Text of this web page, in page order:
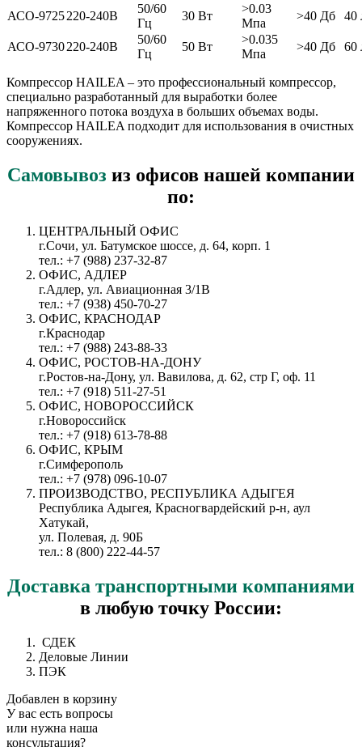
АСО-9725220-240В
50/60
Гц
30 Вт
>0.03
Мпа
>40 Дб 40
АСО-9730220-240В
50/60
Гц
50 Вт
>0.035
Мпа
>40 Дб 60
Компрессор HAILEA – это профессиональный компрессор,
специально разработанный для выработки более
напряженного потока воздуха в больших объемах воды.
Компрессор HAILEA подходит для использования в очистных
сооружениях.
Самовывоз из офисов нашей компании
по:
ЦЕНТРАЛЬНЫЙ ОФИС
г.Сочи, ул. Батумское шоссе, д. 64, корп. 1
тел.: +7 (988) 237-32-87
ОФИС, АДЛЕР
г.Адлер, ул. Авиационная 3/1В
тел.: +7 (938) 450-70-27
ОФИС, КРАСНОДАР
г.Краснодар
тел.: +7 (988) 243-88-33
ОФИС, РОСТОВ-НА-ДОНУ
г.Ростов-на-Дону, ул. Вавилова, д. 62, стр Г, оф. 11
тел.: +7 (918) 511-27-51
ОФИС, НОВОРОССИЙСК
г.Новороссийск
тел.: +7 (918) 613-78-88
ОФИС, КРЫМ
г.Симферополь
тел.: +7 (978) 096-10-07
ПРОИЗВОДСТВО, РЕСПУБЛИКА АДЫГЕЯ
Республика Адыгея, Красногвардейский р-н, аул
Хатукай,
ул. Полевая, д. 90Б
тел.: 8 (800) 222-44-57
Доставка транспортными компаниями
в любую точку России:
СДЕК
Деловые Линии
ПЭК
Добавлен в корзину
У вас есть вопросы
или нужна наша
консультация?